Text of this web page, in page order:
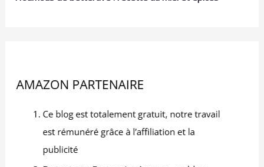
pour la fête des mères,
EMBALLAGE: Un
emballage bien conçu
protège la vaisselle en